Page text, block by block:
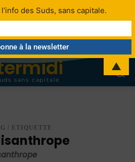
sans capitale
/ ETIQUETTE
des Suds, sans capitale.
▲